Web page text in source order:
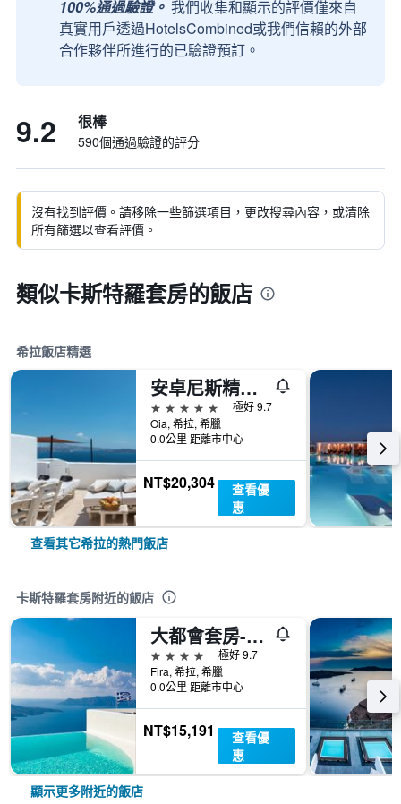
100%通過驗證。 我們收集和顯示的評價僅來自
真實用戶透過HotelsCombined或我們信賴的外部
合作夥伴所進行的已驗證預訂。
9.2 很棒
590個通過驗證的評分
沒有找到評價。請移除一些篩選項目，更改搜尋內容，或清除
所有篩選以查看評價。
類似卡斯特羅套房的飯店
希拉飯店精選
安卓尼斯精品酒店
5星級
極好 9.7
Oia, 希拉, 希臘
0.0公里 距離市中心
NT$20,304
查看優
惠
查看其它希拉的熱門飯店
卡斯特羅套房附近的飯店
大都會套房- 世界小型豪華酒店
4星級
極好 9.7
Fira, 希拉, 希臘
0.0公里 距離市中心
NT$15,191
查看優
惠
顯示更多附近的飯店